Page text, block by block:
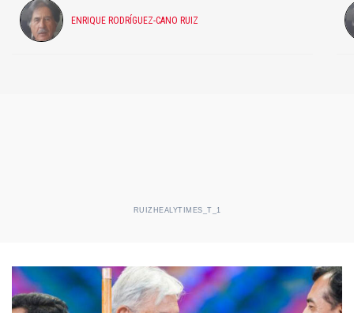
ENRIQUE RODRÍGUEZ-CANO RUIZ
RUIZHEALYTIMES_T_1